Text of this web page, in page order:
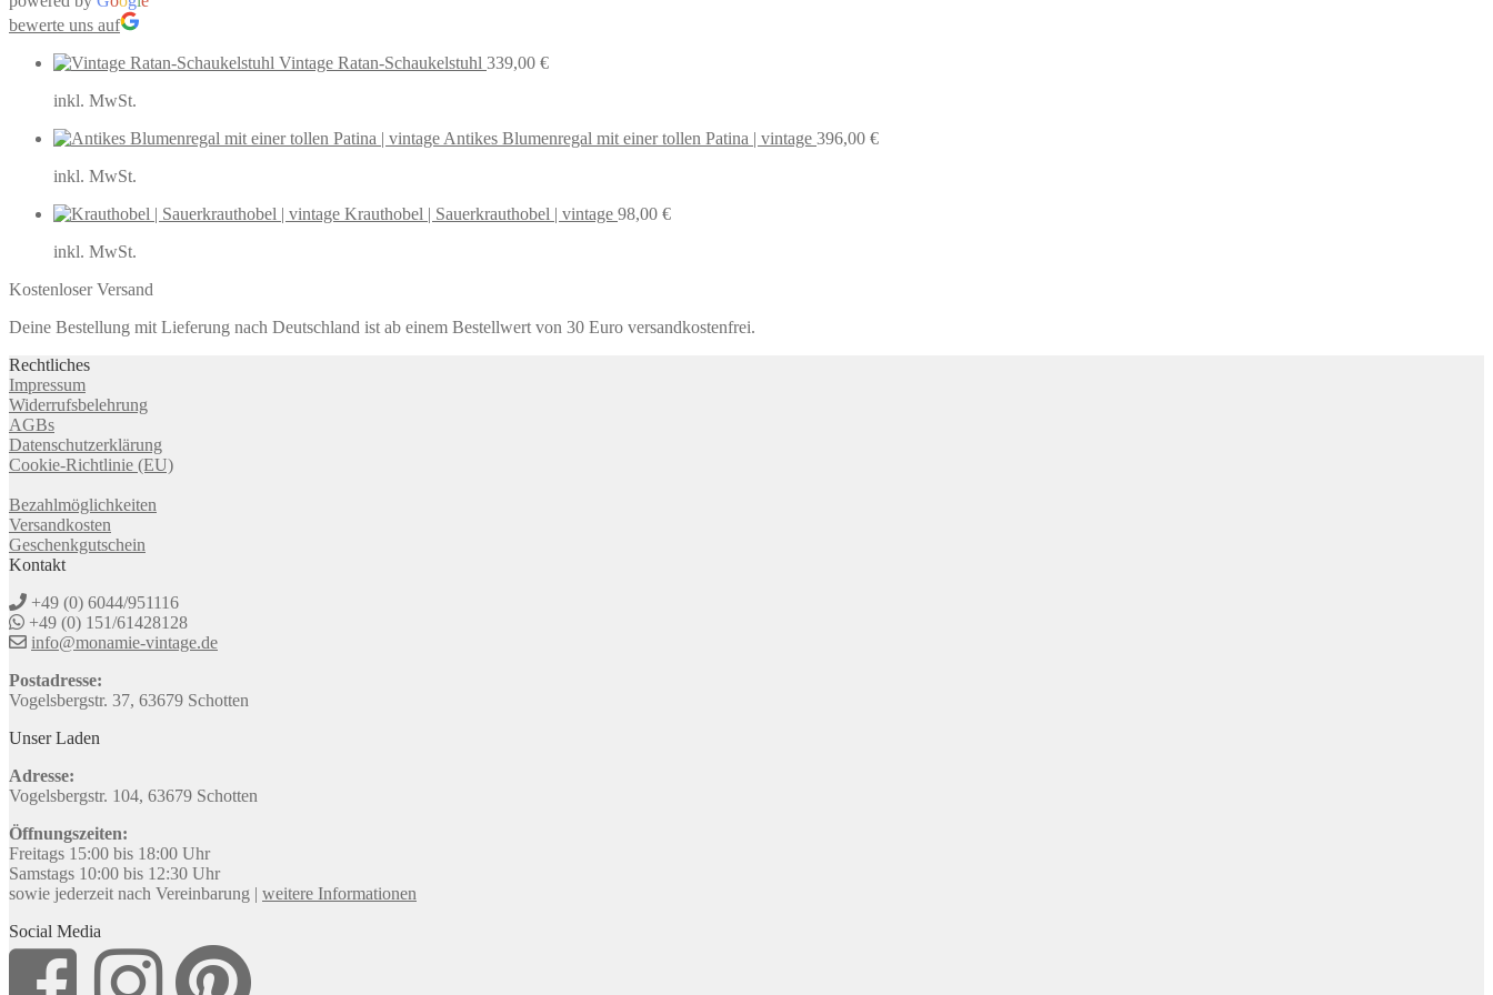
bewerte uns auf
Vintage Ratan-Schaukelstuhl 339,00 €
inkl. MwSt.
Antikes Blumenregal mit einer tollen Patina | vintage 396,00 €
inkl. MwSt.
Krauthobel | Sauerkrauthobel | vintage 98,00 €
inkl. MwSt.
Kostenloser Versand
Deine Bestellung mit Lieferung nach Deutschland ist ab einem Bestellwert von 30 Euro versandkostenfrei.
Rechtliches
Impressum
Widerrufsbelehrung
AGBs
Datenschutzerklärung
Cookie-Richtlinie (EU)
Bezahlmöglichkeiten
Versandkosten
Geschenkgutschein
Kontakt
+49 (0) 6044/951116
+49 (0) 151/61428128
info@monamie-vintage.de
Postadresse:
Vogelsbergstr. 37, 63679 Schotten
Unser Laden
Adresse:
Vogelsbergstr. 104, 63679 Schotten
Öffnungszeiten:
Freitags 15:00 bis 18:00 Uhr
Samstags 10:00 bis 12:30 Uhr
sowie jederzeit nach Vereinbarung | weitere Informationen
Social Media